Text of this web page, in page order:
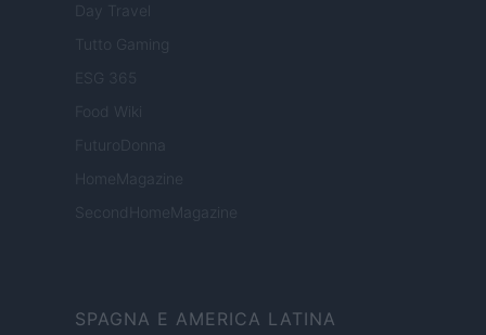
Day Travel
Tutto Gaming
ESG 365
Food Wiki
FuturoDonna
HomeMagazine
SecondHomeMagazine
SPAGNA E AMERICA LATINA